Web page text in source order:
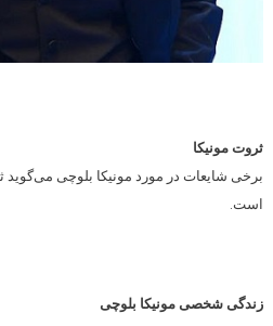
ثروت مونیکا
است.
زندگی شخصی مونیکا بلوچی